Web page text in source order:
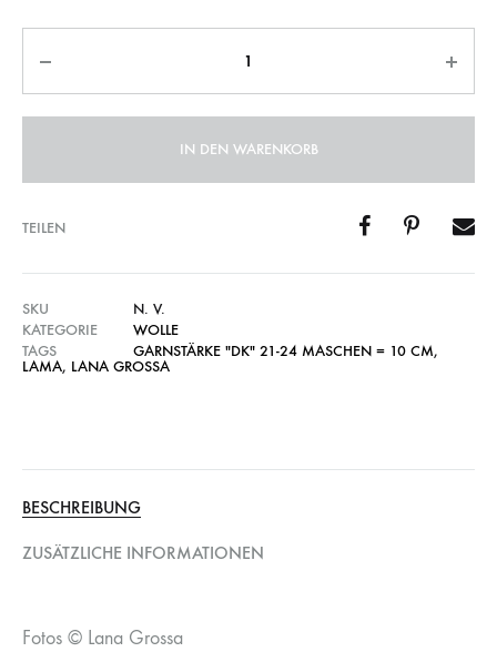
IN DEN WARENKORB
TEILEN
SKU
N. V.
KATEGORIE
WOLLE
TAGS
GARNSTÄRKE "DK" 21-24 MASCHEN = 10 CM,
LAMA, LANA GROSSA
BESCHREIBUNG
ZUSÄTZLICHE INFORMATIONEN
Fotos © Lana Grossa